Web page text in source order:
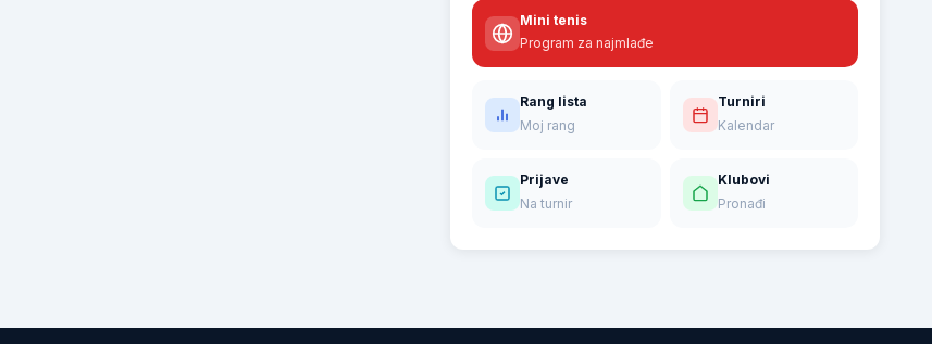
Mini tenis
Program za najmlađe
Rang lista
Moj rang
Turniri
Kalendar
Prijave
Na turnir
Klubovi
Pronađi